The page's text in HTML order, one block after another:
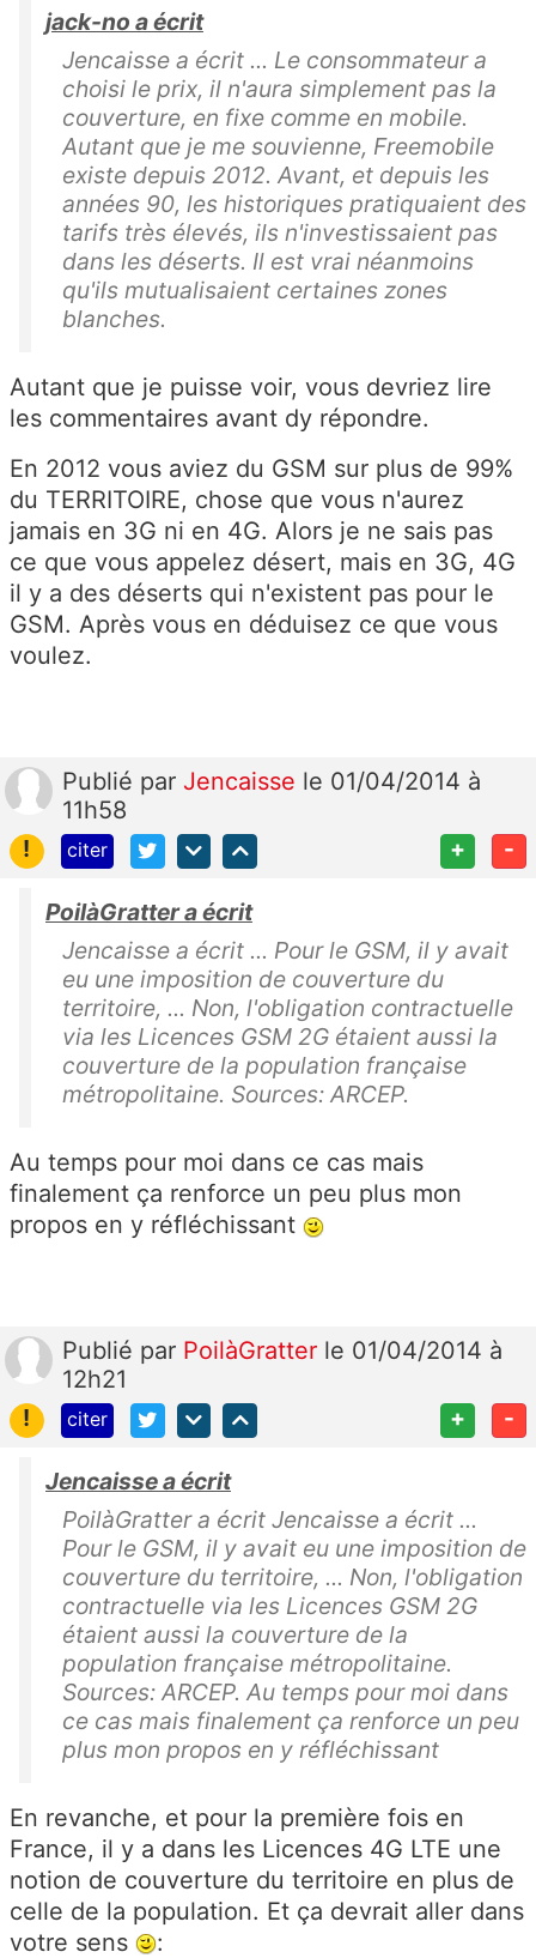
jack-no a écrit
Jencaisse a écrit ... Le consommateur a
choisi le prix, il n'aura simplement pas la
couverture, en fixe comme en mobile.
Autant que je me souvienne, Freemobile
existe depuis 2012. Avant, et depuis les
années 90, les historiques pratiquaient des
tarifs très élevés, ils n'investissaient pas
dans les déserts. Il est vrai néanmoins
qu'ils mutualisaient certaines zones
blanches.
Autant que je puisse voir, vous devriez lire
les commentaires avant dy répondre.
En 2012 vous aviez du GSM sur plus de 99%
du TERRITOIRE, chose que vous n'aurez
jamais en 3G ni en 4G. Alors je ne sais pas
ce que vous appelez désert, mais en 3G, 4G
il y a des déserts qui n'existent pas pour le
GSM. Après vous en déduisez ce que vous
voulez.
Publié par Jencaisse le 01/04/2014 à
11h58
!
citer + -
PoilàGratter a écrit
Jencaisse a écrit ... Pour le GSM, il y avait
eu une imposition de couverture du
territoire, ... Non, l'obligation contractuelle
via les Licences GSM 2G étaient aussi la
couverture de la population française
métropolitaine. Sources: ARCEP.
Au temps pour moi dans ce cas mais
finalement ça renforce un peu plus mon
propos en y réfléchissant
Publié par PoilàGratter le 01/04/2014 à
12h21
!
citer + -
Jencaisse a écrit
PoilàGratter a écrit Jencaisse a écrit ...
Pour le GSM, il y avait eu une imposition de
couverture du territoire, ... Non, l'obligation
contractuelle via les Licences GSM 2G
étaient aussi la couverture de la
population française métropolitaine.
Sources: ARCEP. Au temps pour moi dans
ce cas mais finalement ça renforce un peu
plus mon propos en y réfléchissant
En revanche, et pour la première fois en
France, il y a dans les Licences 4G LTE une
notion de couverture du territoire en plus de
celle de la population. Et ça devrait aller dans
votre sens
: